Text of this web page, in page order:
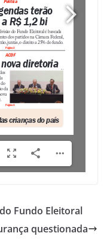
Fundo Eleitoral
questionada